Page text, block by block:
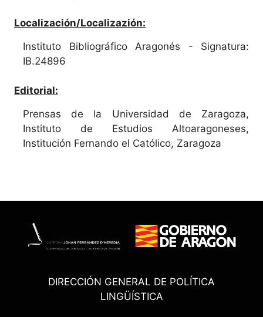
Localización/Localizazión:
Instituto Bibliográfico Aragonés - Signatura:
IB.24896
Editorial:
Prensas de la Universidad de Zaragoza,
Instituto de Estudios Altoaragoneses,
Institución Fernando el Católico, Zaragoza
DIRECCIÓN GENERAL DE POLÍTICA
LINGÜÍSTICA